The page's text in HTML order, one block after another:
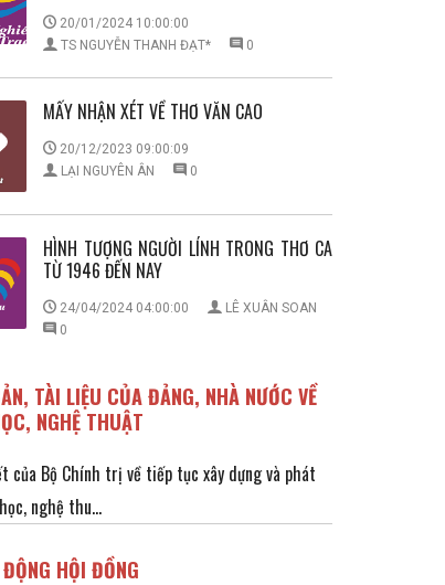
20/01/2024 10:00:00
TS NGUYỄN THANH ĐẠT*
0
MẤY NHẬN XÉT VỀ THƠ VĂN CAO
20/12/2023 09:00:09
LẠI NGUYÊN ÂN
0
HÌNH TƯỢNG NGƯỜI LÍNH TRONG THƠ CA
TỪ 1946 ĐẾN NAY
24/04/2024 04:00:00
LÊ XUÂN SOAN
0
TÀI LIỆU CỦA ĐẢNG, NHÀ NƯỚC VỀ
NGHỆ THUẬT
của Bộ Chính trị về tiếp tục xây dựng và phát
nghệ thu...
HỘI ĐỒNG